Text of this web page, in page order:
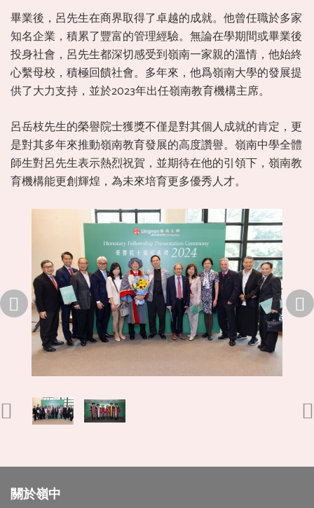
畢業後，呂先生在商界取得了卓越的成就。他曾任職於多家
知名企業，積累了豐富的管理經驗。無論在學期間或畢業後
投身社會，呂先生都深切感受到嶺南一家親的溫情，他始終
心繫母校，積極回饋社會。多年來，他爲嶺南大學的發展提
供了大力支持，並於2023年出任嶺南教育機構主席。
呂岳枝先生的榮譽院士獲獎不僅是對其個人成就的肯定，更
是對其多年來推動嶺南教育發展的高度讚譽。嶺南中學全體
師生對呂先生表示熱烈祝賀，並期待在他的引領下，嶺南教
育機構能更創輝煌，為未來培育更多優秀人才。
關於嶺中